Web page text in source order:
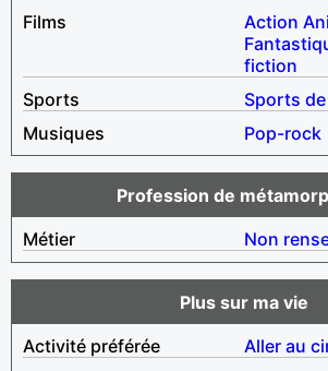
Films
Action
fiction
Sports
Sports
Musiques
Pop-rock
Profession de
Métier
Non
Plus sur ma vie
Activité préférée
Aller au